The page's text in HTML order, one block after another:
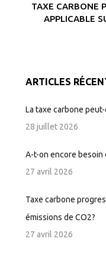
TAXE CARBONE
APPLICABLE
ARTICLES
La taxe carbone
28 juillet 2026
A-t-on encore besoin
27 avril 2026
Taxe carbone
émissions de CO2?
27 avril 2026